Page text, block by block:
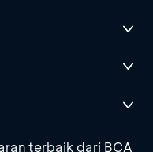
terbaik dari BCA